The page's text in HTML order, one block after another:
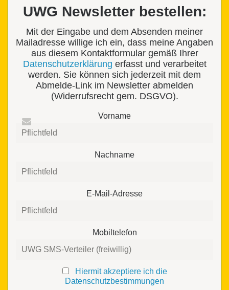
UWG Newsletter bestellen:
Mit der Eingabe und dem Absenden meiner
Mailadresse willige ich ein, dass meine Angaben
aus diesem Kontaktformular gemäß Ihrer
Datenschutzerklärung erfasst und verarbeitet
werden. Sie können sich jederzeit mit dem
Abmelde-Link im Newsletter abmelden
(Widerrufsrecht gem. DSGVO).
Vorname
Nachname
E-Mail-Adresse
Mobiltelefon
Hiermit akzeptiere ich die
Datenschutzbestimmungen